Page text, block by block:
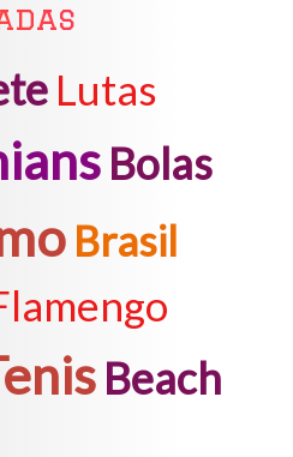
Lutas
Bolas
Brasil
Beach